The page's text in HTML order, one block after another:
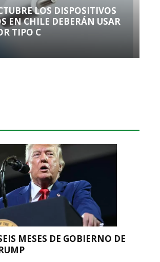
LOS DISPOSITIVOS
EN CHILE DEBERÁN USAR
TIPO C
MESES DE GOBIERNO DE